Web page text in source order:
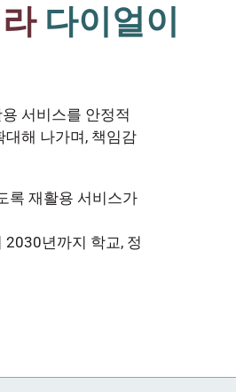
다이얼이
서비스를 안정적
해 나가며, 책임감
록 재활용 서비스가
년까지 학교, 정